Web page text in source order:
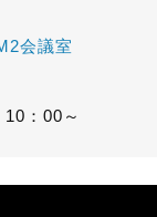
会議室
：00～